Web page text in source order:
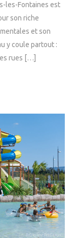
les-Fontaines est
son riche
et son
y coule partout :
rues […]